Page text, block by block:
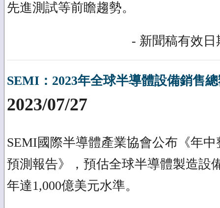
先進測試等前瞻趨勢。
- 新聞稿有效日
SEMI：2023年全球半導體設備銷售
2023/07/27
SEMI國際半導體產業協會公布《年
預測報告》，預估全球半導體製造設
年達1,000億美元水準。